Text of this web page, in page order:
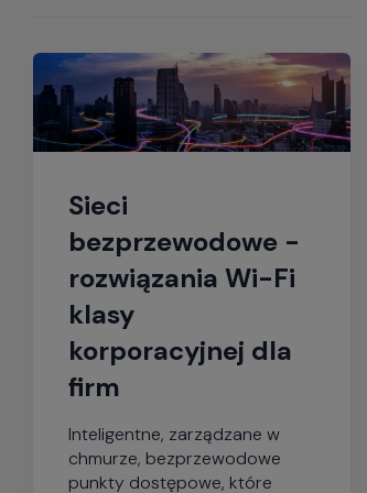
Sieci
bezprzewodowe -
rozwiązania Wi-Fi
klasy
korporacyjnej dla
firm
Inteligentne, zarządzane w
chmurze, bezprzewodowe
punkty dostępowe, które